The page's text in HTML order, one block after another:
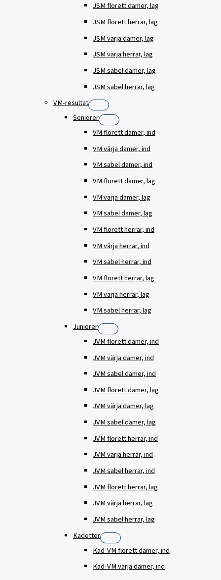
JSM florett damer, lag
JSM florett herrar, lag
JSM värja damer, lag
JSM värja herrar, lag
JSM sabel damer, lag
JSM sabel herrar, lag
VM-resultat
Seniorer
VM florett damer, ind
VM värja damer, ind
VM sabel damer, ind
VM florett damer, lag
VM värja damer, lag
VM sabel damer, lag
VM florett herrar, ind
VM värja herrar, ind
VM sabel herrar, ind
VM florett herrar, lag
VM värja herrar, lag
VM sabel herrar, lag
Juniorer
JVM florett damer, ind
JVM värja damer, ind
JVM sabel damer, ind
JVM florett damer, lag
JVM värja damer, lag
JVM sabel damer, lag
JVM florett herrar, ind
JVM värja herrar, ind
JVM sabel herrar, ind
JVM florett herrar, lag
JVM värja herrar, lag
JVM sabel herrar, lag
Kadetter
Kad-VM florett damer, ind
Kad-VM värja damer, ind